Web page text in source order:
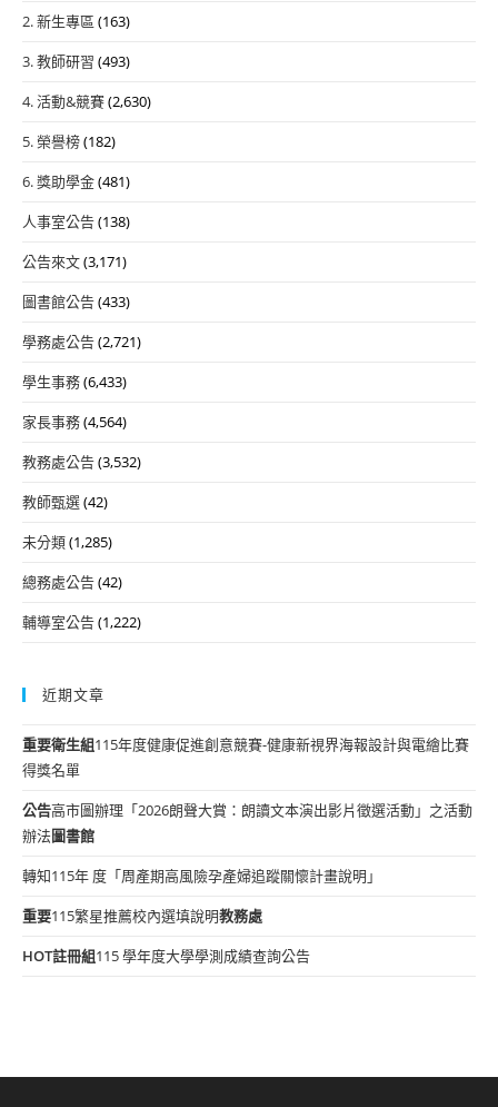
2. 新生專區 (163)
3. 教師研習 (493)
4. 活動&競賽(2,630)
5. 榮譽榜(182)
6. 獎助學金(481)
人事室公告(138)
公告來文(3,171)
圖書館公告(433)
學務處公告(2,721)
學生事務(6,433)
家長事務(4,564)
教務處公告(3,532)
教師甄選(42)
未分類(1,285)
總務處公告(42)
輔導室公告(1,222)
近期文章
重要衛生組115年度健康促進創意競賽-健康新視界海報設計與電繪比賽
得獎名單
公告高市圖辦理「2026朗聲大賞：朗讀文本演出影片徵選活動」之活動
辦法圖書館
轉知115年 度「周產期高風險孕產婦追蹤關懷計畫說明」
重要115繁星推薦校內選填說明教務處
HOT註冊組115 學年度大學學測成績查詢公告